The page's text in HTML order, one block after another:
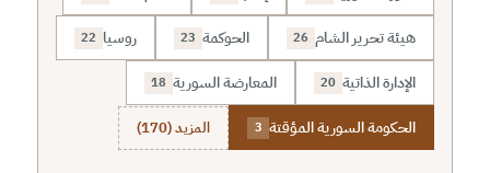
هيئة تحرير الشام 26 الحوكمة 23 روسيا 22
الإدارة الذاتية 20 المعارضة السورية 18
الحكومة السورية المؤقتة 3 المزيد (170)